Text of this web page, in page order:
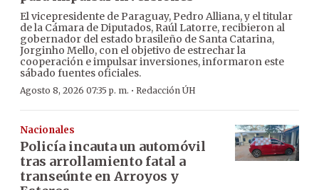
El vicepresidente de Paraguay, Pedro Alliana, y el titular
de la Cámara de Diputados, Raúl Latorre, recibieron al
gobernador del estado brasileño de Santa Catarina,
Jorginho Mello, con el objetivo de estrechar la
cooperación e impulsar inversiones, informaron este
sábado fuentes oficiales.
Agosto 8, 2026 07:35 p. m. · Redacción ÚH
Nacionales
Policía incauta un automóvil
tras arrollamiento fatal a
transeúnte en Arroyos y